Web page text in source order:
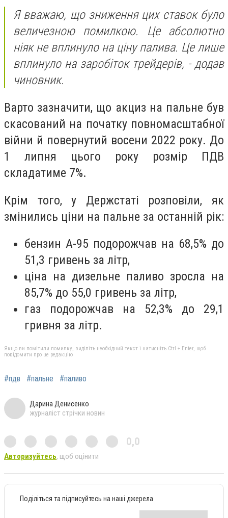
Я вважаю, що зниження цих ставок було
величезною помилкою. Це абсолютно
ніяк не вплинуло на ціну палива. Це лише
вплинуло на заробіток трейдерів, - додав
чиновник.
Варто зазначити, що акциз на пальне був
скасований на початку повномасштабної
війни й повернутий восени 2022 року. До
1 липня цього року розмір ПДВ
складатиме 7%.
Крім того, у Держстаті розповіли, як
змінились ціни на пальне за останній рік:
бензин А-95 подорожчав на 68,5% до
51,3 гривень за літр,
ціна на дизельне паливо зросла на
85,7% до 55,0 гривень за літр,
газ подорожчав на 52,3% до 29,1
гривня за літр.
Якщо ви помітили помилку, виділіть необхідний текст і натисніть Ctrl + Enter, щоб
повідомити про це редакцію
#пдв #пальне #паливо
Дарина Денисенко
журналіст стрічки новин
0,0
Авторизуйтесь, щоб оцінити
Поділіться та підписуйтесь на наші джерела